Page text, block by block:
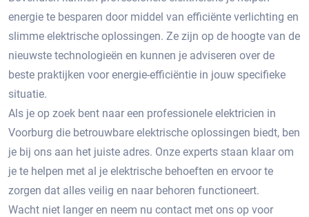
energie te besparen door middel van efficiënte verlichting en
slimme elektrische oplossingen.​ Ze zijn op de hoogte van de
nieuwste technologieën en kunnen je adviseren over de
beste praktijken voor energie-efficiëntie in jouw specifieke
situatie.​
Als je op zoek bent naar een professionele elektricien in
Voorburg die betrouwbare elektrische oplossingen biedt, ben
je bij ons aan het juiste adres.​ Onze experts staan klaar om
je te helpen met al je elektrische behoeften en ervoor te
zorgen dat alles veilig en naar behoren functioneert.​
Wacht niet langer en neem nu contact met ons op voor